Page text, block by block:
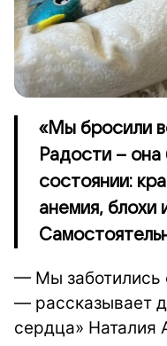
«Мы бросили
Радости – она
состоянии:
анемия, блохи
— Мы заботились
— рассказывает
сердца» Наталия